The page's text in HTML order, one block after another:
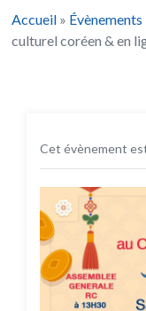
Accueil » Évènements
culturel coréen & en
Cet évènement